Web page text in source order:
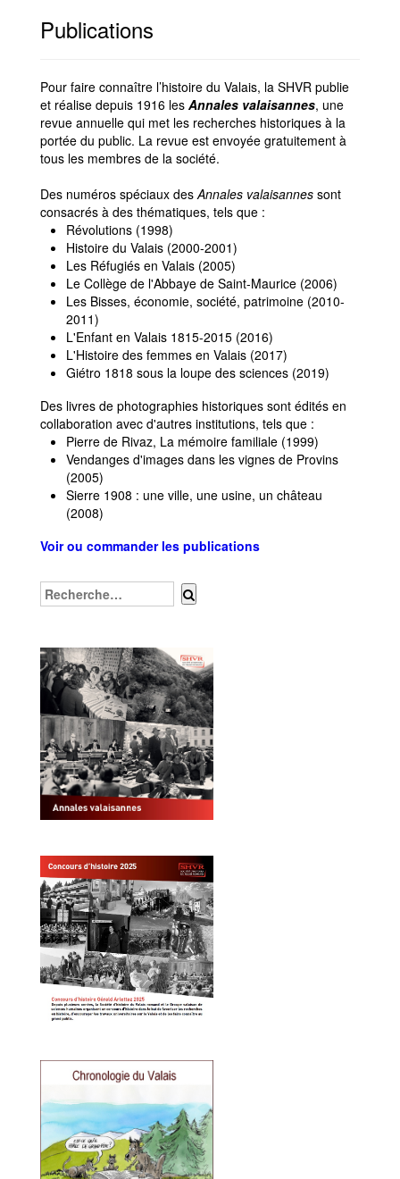
Publications
Pour faire connaître l’histoire du Valais, la SHVR publie
et réalise depuis 1916 les Annales valaisannes, une
revue annuelle qui met les recherches historiques à la
portée du public. La revue est envoyée gratuitement à
tous les membres de la société.
Des numéros spéciaux desAnnales valaisannes sont
consacrés à des thématiques, tels que :
Révolutions (1998)
Histoire du Valais (2000-2001)
Les Réfugiés en Valais (2005)
Le Collège de l'Abbaye de Saint-Maurice (2006)
Les Bisses, économie, société, patrimoine (2010-
2011)
L'Enfant en Valais 1815-2015 (2016)
L'Histoire des femmes en Valais (2017)
Giétro 1818 sous la loupe des sciences (2019)
Des livres de photographies historiques sont édités en
collaboration avec d'autres institutions, tels que :
Pierre de Rivaz, La mémoire familiale (1999)
Vendanges d'images dans les vignes de Provins
(2005)
Sierre 1908 : une ville, une usine, un château
(2008)
Voir ou commander les publications